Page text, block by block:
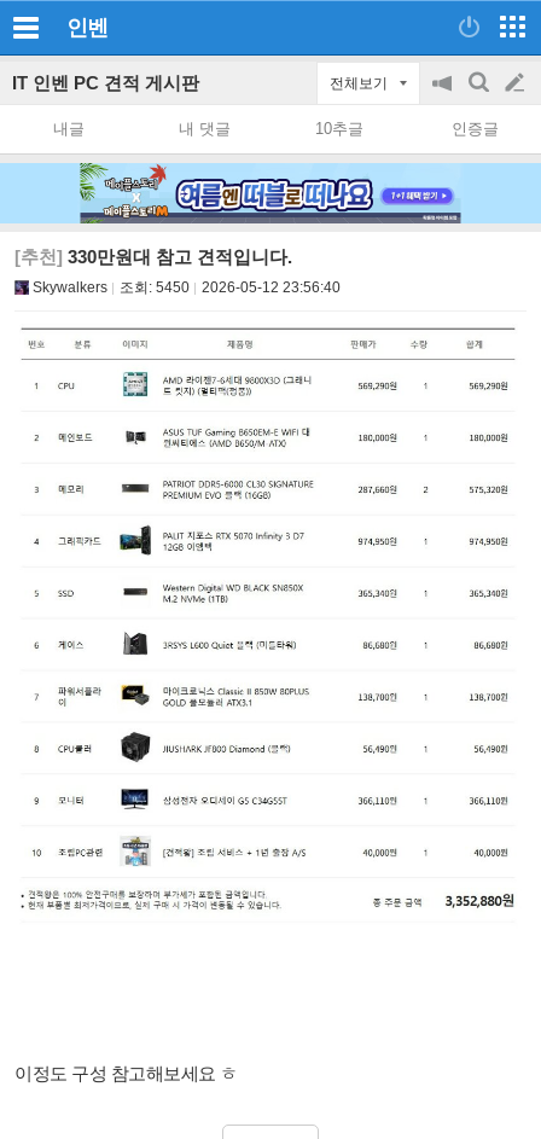
인벤
IT 인벤 PC 견적 게시판 전체보기
공
on/off
검
색
글
쓰
내글 내 댓글 10추글 인증글
[추천] 330만원대 참고 견적입니다.
Skywalkers 조회: 5450 2026-05-12 23:56:40
이정도 구성 참고해보세요 ㅎ